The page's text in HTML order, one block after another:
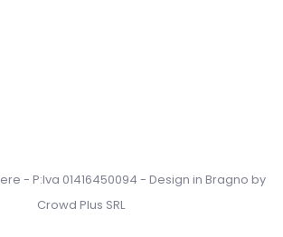
- P:Iva 01416450094 - Design in Bragno by
Crowd Plus SRL